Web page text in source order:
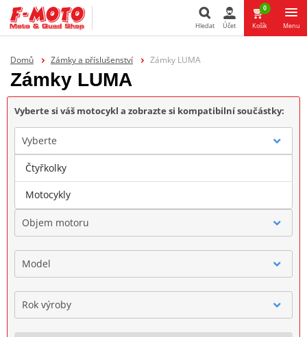
Hledat Účet
0
Košík Menu
Domů Zámky a příslušenství Zámky LUMA
Zámky LUMA
Vyberte si váš motocykl a zobrazte si kompatibilní součástky:
Vyberte
Značka
Objem motoru
Model
Rok výroby
Čtyřkolky
Motocykly